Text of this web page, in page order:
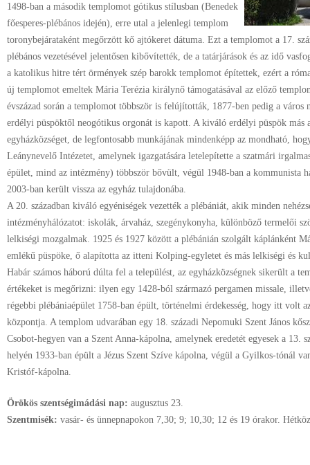
1498-ban a második templomot gótikus stílusban (Benedek
főesperes-plébános idején), erre utal a jelenlegi templom
toronybejárataként megőrzött kő ajtókeret dátuma. Ezt a templomot a 17.
plébános vezetésével jelentősen kibővítették, de a tatárjárások és az idő
a katolikus hitre tért örmények szép barokk templomot építettek, ezért a
új templomot emeltek Mária Terézia királynő támogatásával az előző
évszázad során a templomot többször is felújították, 1877-ben pedig a
erdélyi püspöktől neogótikus orgonát is kapott. A kiváló erdélyi püspök más
egyházközséget, de legfontosabb munkájának mindenképp az mondható,
Leánynevelő Intézetet, amelynek igazgatására letelepítette a szatmári
épület, mind az intézmény) többször bővült, végül 1948-ban a kommunista
2003-ban került vissza az egyház tulajdonába.
A 20. században kiváló egyéniségek vezették a plébániát, akik minden
intézményhálózatot: iskolák, árvaház, szegénykonyha, különböző termelői
lelkiségi mozgalmak. 1925 és 1927 között a plébánián szolgált káplánként
emlékű püspöke, ő alapította az itteni Kolping-egyletet és más lelkiségi és
Habár számos háború dúlta fel a települést, az egyházközségnek sikerült a
értékeket is megőrizni: ilyen egy 1428-ból származó pergamen missale,
régebbi plébániaépület 1758-ban épült, történelmi érdekesség, hogy itt volt
központja. A templom udvarában egy 18. századi Nepomuki Szent János
Csobot-hegyen van a Szent Anna-kápolna, amelynek eredetét egyesek a 13.
helyén 1933-ban épült a Jézus Szent Szíve kápolna, végül a Gyilkos-tónál
Kristóf-kápolna.
Örökös szentségimádási nap: augusztus 23.
Szentmisék: vasár- és ünnepnapokon 7,30; 9; 10,30; 12 és 19 órakor.